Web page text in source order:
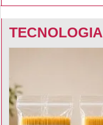
TECNOLOGIA